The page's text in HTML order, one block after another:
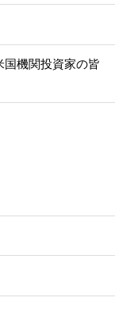
機関投資家の皆